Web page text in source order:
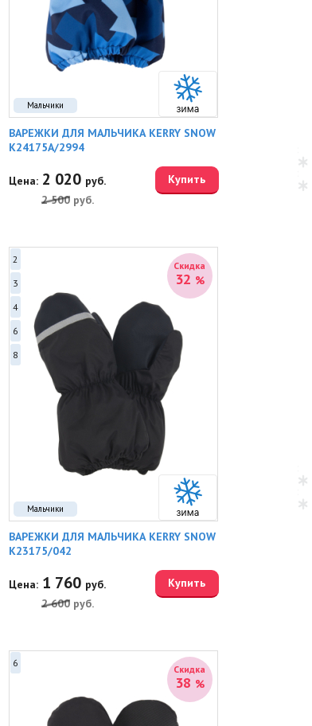
Мальчики
ВАРЕЖКИ ДЛЯ МАЛЬЧИКА KERRY SNOW
K24175A/2994
Цена: 2 020 руб.
2 500 руб.
Купить
Мальчики
Скидка
32 %
2
3
4
6
8
ВАРЕЖКИ ДЛЯ МАЛЬЧИКА KERRY SNOW
K23175/042
Цена: 1 760 руб.
2 600 руб.
Купить
Скидка
38 %
6